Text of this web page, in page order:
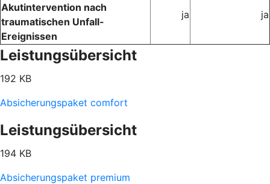
Akutintervention nach
traumatischen Unfall-
Ereignissen
ja ja
Leistungsübersicht
192 KB
Absicherungspaket comfort
Leistungsübersicht
194 KB
Absicherungspaket premium